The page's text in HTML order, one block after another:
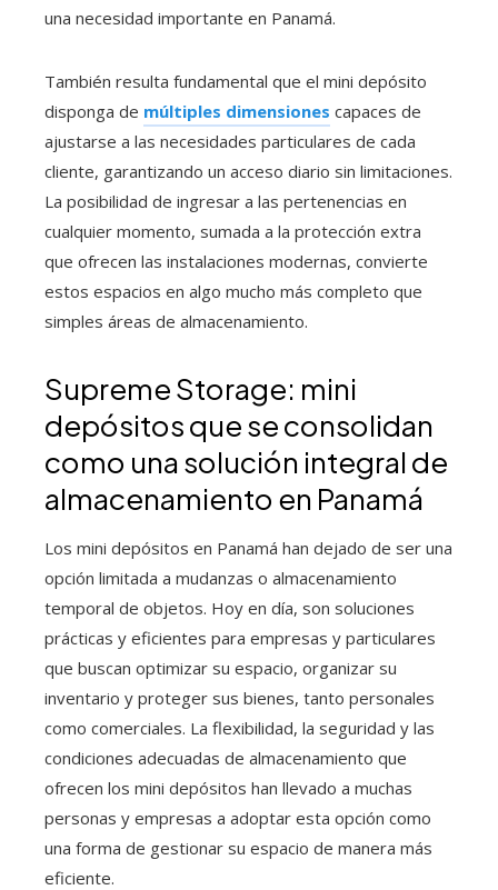
una necesidad importante en Panamá.
También resulta fundamental que el mini depósito
disponga de múltiples dimensiones capaces de
ajustarse a las necesidades particulares de cada
cliente, garantizando un acceso diario sin limitaciones.
La posibilidad de ingresar a las pertenencias en
cualquier momento, sumada a la protección extra
que ofrecen las instalaciones modernas, convierte
estos espacios en algo mucho más completo que
simples áreas de almacenamiento.
Supreme Storage: mini
depósitos que se consolidan
como una solución integral de
almacenamiento en Panamá
Los mini depósitos en Panamá han dejado de ser una
opción limitada a mudanzas o almacenamiento
temporal de objetos. Hoy en día, son soluciones
prácticas y eficientes para empresas y particulares
que buscan optimizar su espacio, organizar su
inventario y proteger sus bienes, tanto personales
como comerciales. La flexibilidad, la seguridad y las
condiciones adecuadas de almacenamiento que
ofrecen los mini depósitos han llevado a muchas
personas y empresas a adoptar esta opción como
una forma de gestionar su espacio de manera más
eficiente.